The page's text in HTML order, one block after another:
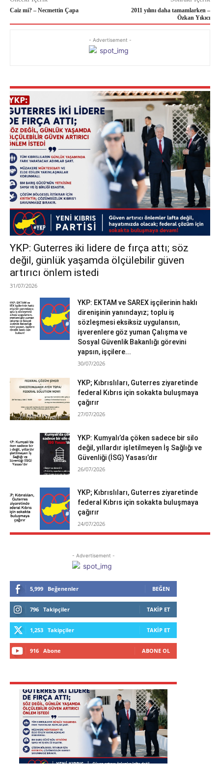
Caiz mi? – Necmettin Çapa
2011 yılını daha tamamlarken –
Özkan Yıkıcı
- Advertisement -
YKP: Guterres iki lidere de fırça attı; söz
değil, günlük yaşamda ölçülebilir güven
artırıcı önlem istedi
31/07/2026
YKP: EKTAM ve SAREX işçilerinin haklı
direnişinin yanındayız; toplu iş
sözleşmesi eksiksiz uygulansın,
işverenlere göz yuman Çalışma ve
Sosyal Güvenlik Bakanlığı görevini
yapsın, işçilere...
30/07/2026
YKP; Kıbrıslıları, Guterres ziyaretinde
federal Kıbrıs için sokakta buluşmaya
çağırır
27/07/2026
YKP: Kumyalı’da çöken sadece bir silo
değil, yıllardır işletilmeyen İş Sağlığı ve
Güvenliği (İSG) Yasası’dır
26/07/2026
YKP; Kıbrıslıları, Guterres ziyaretinde
federal Kıbrıs için sokakta buluşmaya
çağırır
24/07/2026
- Advertisement -
5,999 Beğenenler BEĞEN
796 Takipçiler TAKIP ET
1,253 Takipçiler TAKIP ET
916 Abone ABONE OL